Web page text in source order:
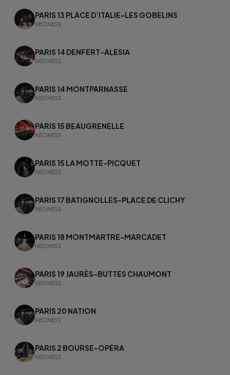
PARIS 13 PLACE D’ITALIE-LES GOBELINS
NEONESS
PARIS 14 DENFERT-ALESIA
NEONESS
PARIS 14 MONTPARNASSE
NEONESS
PARIS 15 BEAUGRENELLE
NEONESS
PARIS 15 LA MOTTE-PICQUET
NEONESS
PARIS 17 BATIGNOLLES-PLACE DE CLICHY
NEONESS
PARIS 18 MONTMARTRE-MARCADET
NEONESS
PARIS 19 JAURÈS-BUTTES CHAUMONT
NEONESS
PARIS 20 NATION
NEONESS
PARIS 2 BOURSE-OPÉRA
NEONESS